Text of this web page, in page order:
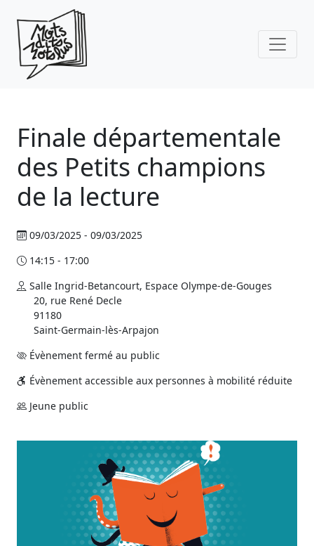
Skip to main content
Finale départementale
des Petits champions
de la lecture
09/03/2025 - 09/03/2025
14:15 - 17:00
Salle Ingrid-Betancourt, Espace Olympe-de-Gouges
20, rue René Decle
91180
Saint-Germain-lès-Arpajon
Évènement fermé au public
Évènement accessible aux personnes à mobilité réduite
Jeune public